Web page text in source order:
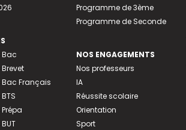
Bac
Français
Programme de 3ème
Programme de Seconde
NOS ENGAGEMENTS
Nos professeurs
IA
Réussite scolaire
Orientation
Sport